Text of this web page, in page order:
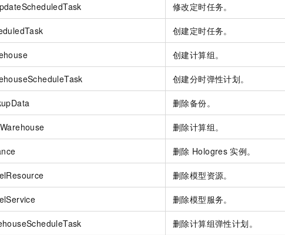
修改定时任务。
创建定时任务。
创建计算组。
创建分时弹性计划。
删除备份。
删除计算组。
删除 Hologres 实例。
删除模型资源。
删除模型服务。
删除计算组弹性计划。